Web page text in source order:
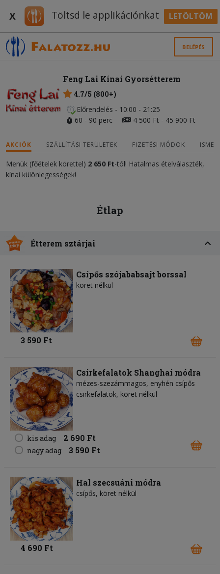
X Töltsd le applikációnkat LETÖLTÖM
BELÉPÉS
Feng Lai Kínai Gyorsétterem
4.7/5 (800+)
Előrendelés - 10:00 - 21:25
60 - 90 perc
4 500 Ft - 45 900 Ft
AKCIÓK SZÁLLÍTÁSI TERÜLETEK FIZETÉSI MÓDOK
Menük (főételek körettel) 2 650 Ft-tól! Hatalmas ételválaszték,
kínai különlegességek!
Étlap
Étterem sztárjai
Csípős szójababsajt borssal
köret nélkül
3 590 Ft
Csirkefalatok Shanghai módra
mézes-szezámmagos, enyhén csípős
csirkefalatok, köret nélkül
kis adag 2 690 Ft
nagy adag 3 590 Ft
Hal szecsuáni módra
csípős, köret nélkül
4 690 Ft